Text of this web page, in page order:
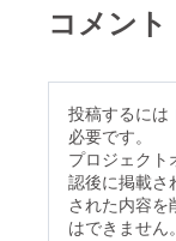
コメント
投稿するには
必要です。
プロジェクト
認後に掲載さ
された内容を
はできません。